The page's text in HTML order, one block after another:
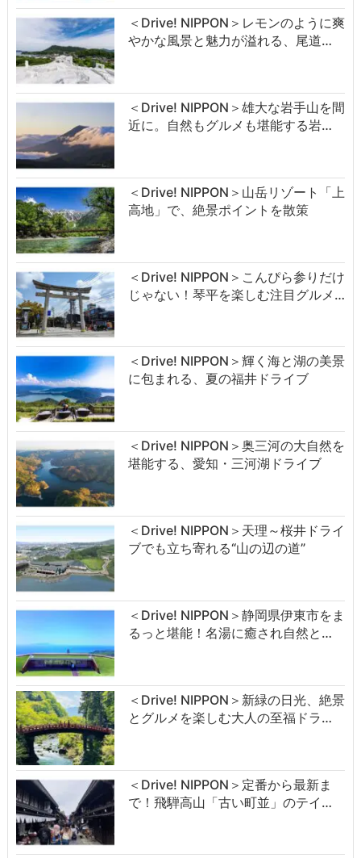
＜Drive! NIPPON＞レモンのように爽
やかな風景と魅力が溢れる、尾道…
＜Drive! NIPPON＞雄大な岩手山を間
近に。自然もグルメも堪能する岩…
＜Drive! NIPPON＞山岳リゾート「上
高地」で、絶景ポイントを散策
＜Drive! NIPPON＞こんぴら参りだけ
じゃない！琴平を楽しむ注目グルメ…
＜Drive! NIPPON＞輝く海と湖の美景
に包まれる、夏の福井ドライブ
＜Drive! NIPPON＞奥三河の大自然を
堪能する、愛知・三河湖ドライブ
＜Drive! NIPPON＞天理～桜井ドライ
ブでも立ち寄れる“山の辺の道”
＜Drive! NIPPON＞静岡県伊東市をま
るっと堪能！名湯に癒され自然と…
＜Drive! NIPPON＞新緑の日光、絶景
とグルメを楽しむ大人の至福ドラ…
＜Drive! NIPPON＞定番から最新ま
で！飛騨高山「古い町並」のテイ…